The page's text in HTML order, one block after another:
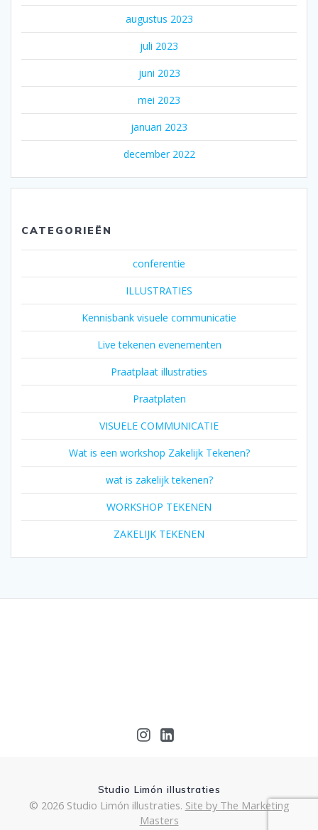
augustus 2023
juli 2023
juni 2023
mei 2023
januari 2023
december 2022
CATEGORIEËN
conferentie
ILLUSTRATIES
Kennisbank visuele communicatie
Live tekenen evenementen
Praatplaat illustraties
Praatplaten
VISUELE COMMUNICATIE
Wat is een workshop Zakelijk Tekenen?
wat is zakelijk tekenen?
WORKSHOP TEKENEN
ZAKELIJK TEKENEN
Studio Limón illustraties
© 2026 Studio Limón illustraties. Site by The Marketing
Masters